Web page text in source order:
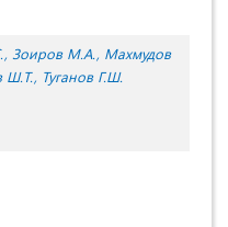
Зоиров М.А. Махмудов
Ш.Т. Туганов Г.Ш.